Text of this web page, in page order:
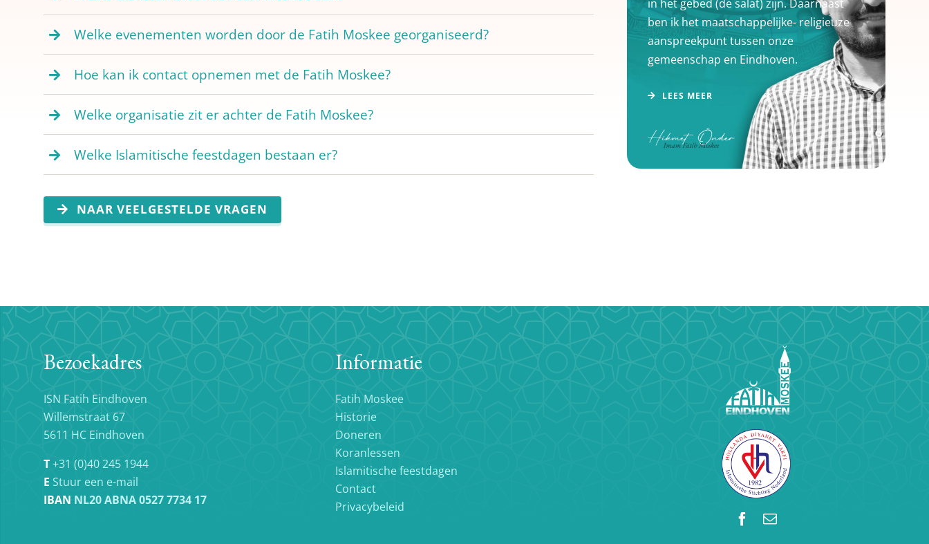
Welke evenementen worden door de Fatih Moskee georganiseerd?
Hoe kan ik contact opnemen met de Fatih Moskee?
Welke organisatie zit er achter de Fatih Moskee?
Welke Islamitische feestdagen bestaan er?
NAAR VEELGESTELDE VRAGEN
in het gebed (de salat) zijn. Daarnaast
ben ik het maatschappelijke- religieuze
aanspreekpunt tussen onze
gemeenschap en Eindhoven.
LEES MEER
Bezoekadres
ISN Fatih Eindhoven
Willemstraat 67
5611 HC Eindhoven
T+31 (0)40 245 1944
E Stuur een e-mail
IBAN NL20 ABNA 0527 7734 17
Informatie
Fatih Moskee
Historie
Doneren
Koranlessen
Islamitische feestdagen
Contact
Privacybeleid